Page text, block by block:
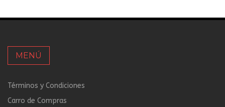
MENÚ
Términos y Condiciones
Carro de Compras